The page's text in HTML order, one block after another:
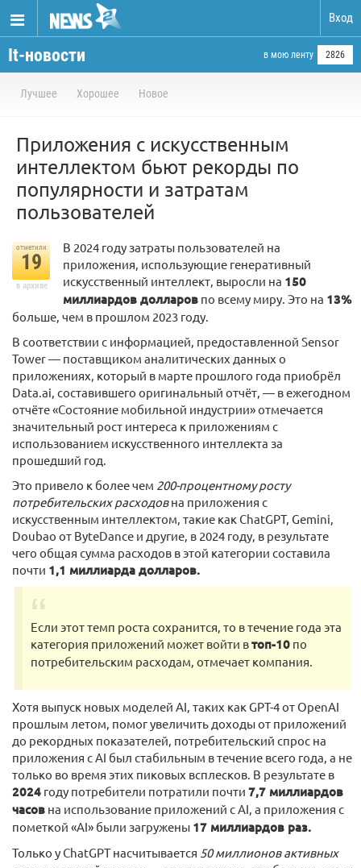
Вход
It-новости в мою ленту 2826
Лучшее Хорошее Новое
Приложения с искусственным
интеллектом бьют рекорды по
популярности и затратам
пользователей
отметили
19
в архиве
В 2024 году затраты пользователей на
приложения, использующие генеративный
искусственный интеллект, выросли на 150
миллиардов долларов по всему миру. Это на 13%
больше, чем в прошлом 2023 году.
В соответствии с информацией, предоставленной Sensor
Tower — поставщиком аналитических данных о
приложениях, который в марте прошлого года приобрёл
Data.ai, составившего оригинальный отчёт, — в ежегодном
отчёте «Состояние мобильной индустрии» отмечается
значительный рост интереса к приложениям с
использованием искусственного интеллекта за
прошедший год.
Это привело к более чем 200-процентному росту
потребительских расходовна приложения с
искусственным интеллектом, такие как ChatGPT, Gemini,
Doubao от ByteDance и другие, в 2024 году, в результате
чего общая сумма расходов в этой категории составила
почти 1,1 миллиарда долларов.
Если этот темп роста сохранится, то в течение года эта
категория приложений может войти втоп-10 по
потребительским расходам, отмечает компания.
Хотя выпуск новых моделей AI, таких как GPT-4 от OpenAI
прошлым летом, помог увеличить доходы от приложений
до рекордных показателей, потребительский спрос на
приложения с AI был стабильным в течение всего года, а не
только во время этих пиковых всплесков. В результате в
2024 году потребители потратили почти 7,7 миллиардов
часов на использование приложений с AI, а приложения с
пометкой «AI» были загружены 17 миллиардов раз.
Только у ChatGPT насчитывается 50 миллионов активных